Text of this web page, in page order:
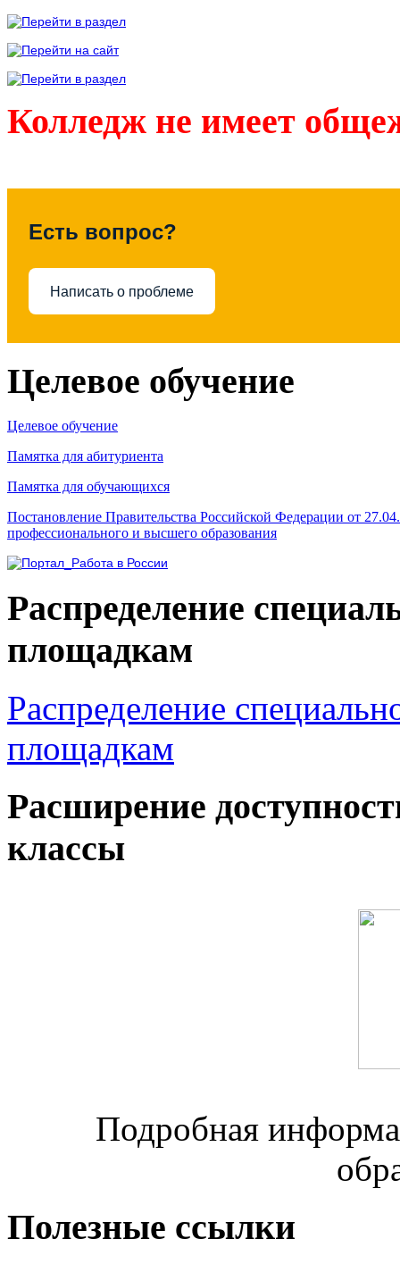
Колледж не имеет
Есть вопрос?
Написать о проблеме
Целевое обучение
Целевое обучение
Памятка для абитуриента
Памятка для обучающихся
Постановление Правительства Российской Федерации от
профессионального и высшего образования
Распределение
площадкам
Распределение
площадкам
Расширение
классы
Подробная
Полезные ссылки